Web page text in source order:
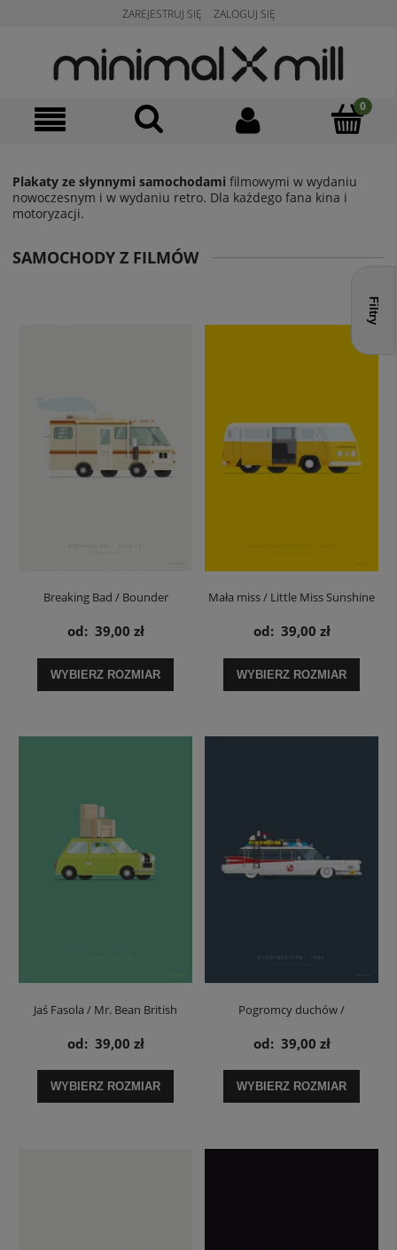
ZAREJESTRUJ SIĘ ZALOGUJ SIĘ
Filtry
Plakaty ze słynnymi samochodami filmowymi w wydaniu
nowoczesnym i w wydaniu retro. Dla każdego fana kina i
motoryzacji.
SAMOCHODY Z FILMÓW
Breaking Bad / Bounder
Fleetwood - plakat
od: 39,00 zł
WYBIERZ ROZMIAR
Mała miss / Little Miss Sunshine
Volkswagen Transporter - plakat
od: 39,00 zł
WYBIERZ ROZMIAR
Jaś Fasola / Mr. Bean British
Leyland Mini - plakat
od: 39,00 zł
WYBIERZ ROZMIAR
Pogromcy duchów /
Ghostbusters Cadillac
Ambulance- plakat
od: 39,00 zł
WYBIERZ ROZMIAR